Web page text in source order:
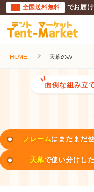
全国送料無料 でお届け
HOME 天幕のみ
面倒な組み立
フレームはまだまだ
天幕で使い分けし